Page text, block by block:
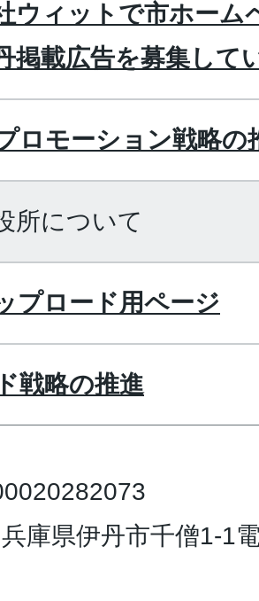
ウィットで市ホーム
掲載広告を募集して
ロモーション戦略の
所について
プロード用ページ
戦略の推進
庫県伊丹市千僧1-1